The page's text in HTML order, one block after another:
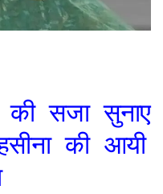
की सजा सुनाए
की आयी